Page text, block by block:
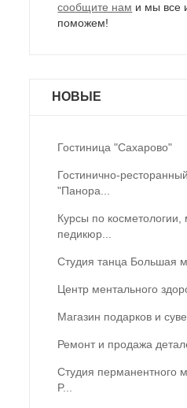
сообщите нам и мы все
поможем!
НОВЫЕ
Гостиница "Сахарово"
Гостинично-
"Панора...
Курсы по косметологии,
педикюр...
Студия танца Большая
Центр ментального
Магазин подарков и
Ремонт и продажа
Студия перманентного
P...